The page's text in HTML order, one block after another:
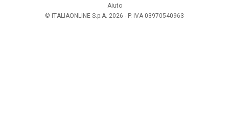
Aiuto
© ITALIAONLINE S.p.A. 2026 - P. IVA 03970540963